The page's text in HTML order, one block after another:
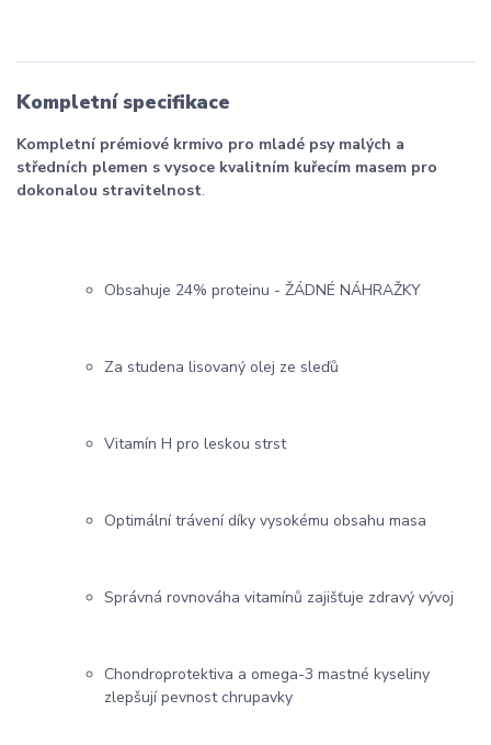
Kompletní specifikace
Kompletní prémiové krmivo pro mladé psy malých a
středních plemen s vysoce kvalitním kuřecím masem pro
dokonalou stravitelnost.
Obsahuje 24% proteinu - ŽÁDNÉ NÁHRAŽKY
Za studena lisovaný olej ze sleďů
Vitamín H pro leskou strst
Optimální trávení díky vysokému obsahu masa
Správná rovnováha vitamínů zajišťuje zdravý vývoj
Chondroprotektiva a omega-3 mastné kyseliny
zlepšují pevnost chrupavky